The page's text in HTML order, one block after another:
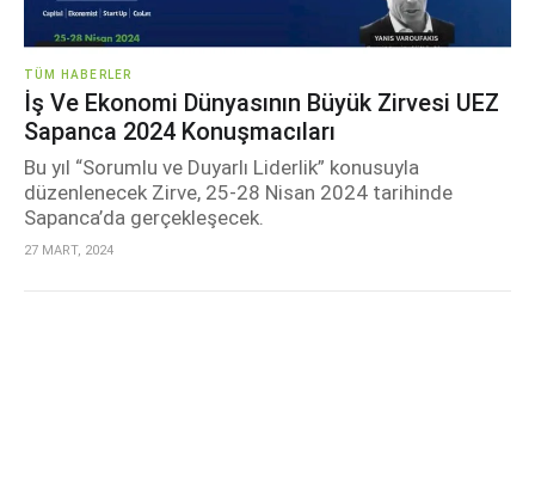
TÜM HABERLER
İş Ve Ekonomi Dünyasının Büyük Zirvesi UEZ
Sapanca 2024 Konuşmacıları
Bu yıl “Sorumlu ve Duyarlı Liderlik” konusuyla
düzenlenecek Zirve, 25-28 Nisan 2024 tarihinde
Sapanca’da gerçekleşecek.
27 MART, 2024